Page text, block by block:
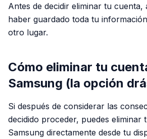
Antes de decidir eliminar tu cuenta,
haber guardado toda tu
otro lugar.
Cómo eliminar tu
Samsung (la opción
Si después de considerar las
decidido proceder, puedes eliminar
Samsung directamente desde tu